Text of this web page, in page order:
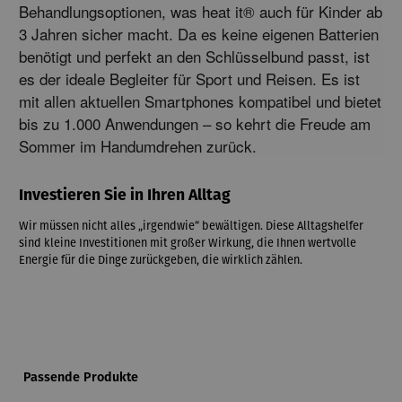
Behandlungsoptionen, was heat it® auch für Kinder ab
3 Jahren sicher macht. Da es keine eigenen Batterien
benötigt und perfekt an den Schlüsselbund passt, ist
es der ideale Begleiter für Sport und Reisen. Es ist
mit allen aktuellen Smartphones kompatibel und bietet
bis zu 1.000 Anwendungen – so kehrt die Freude am
Sommer im Handumdrehen zurück.
Investieren Sie in Ihren Alltag
Wir müssen nicht alles „irgendwie“ bewältigen. Diese Alltagshelfer
sind kleine Investitionen mit großer Wirkung, die Ihnen wertvolle
Energie für die Dinge zurückgeben, die wirklich zählen.
Produktgalerie überspringen
Passende Produkte